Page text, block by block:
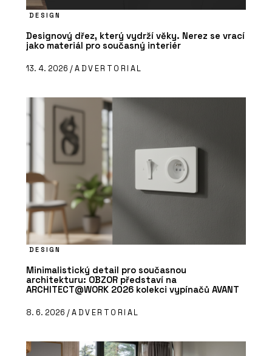
DESIGN
Designový dřez, který vydrží věky. Nerez se vrací
jako materiál pro současný interiér
13. 4. 2026 /ADVERTORIAL
DESIGN
Minimalistický detail pro současnou
architekturu: OBZOR představí na
ARCHITECT@WORK 2026 kolekci vypínačů AVANT
8. 6. 2026 /ADVERTORIAL